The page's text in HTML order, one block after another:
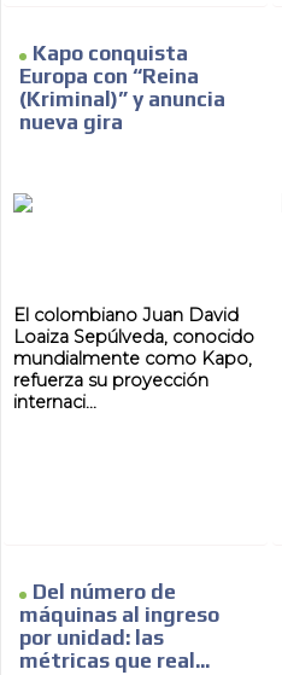
Kapo conquista
Europa con “Reina
(Kriminal)” y anuncia
nueva gira
El colombiano Juan David
Loaiza Sepúlveda, conocido
mundialmente como Kapo,
refuerza su proyección
internaci...
Del número de
máquinas al ingreso
por unidad: las
métricas que real...